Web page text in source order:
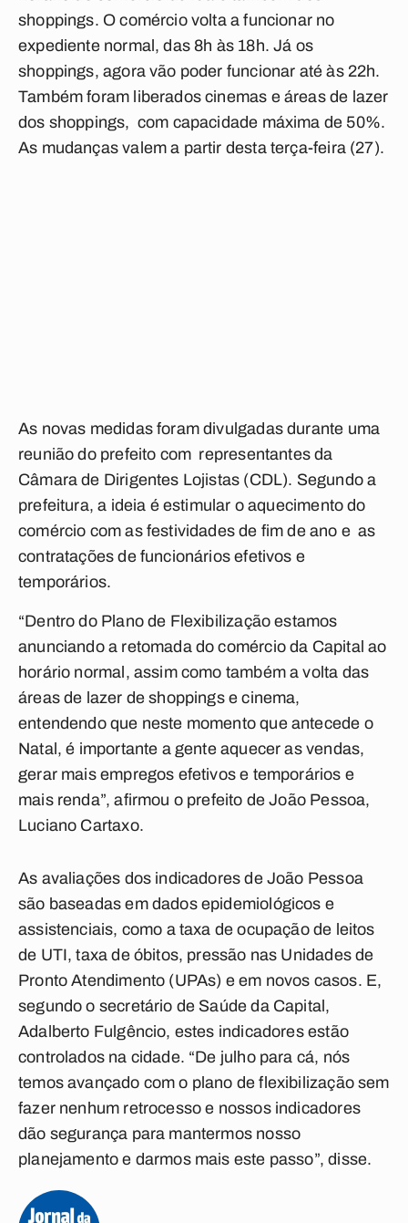
shoppings. O comércio volta a funcionar no
expediente normal, das 8h às 18h. Já os
shoppings, agora vão poder funcionar até às 22h.
Também foram liberados cinemas e áreas de lazer
dos shoppings, com capacidade máxima de 50%.
As mudanças valem a partir desta terça-feira (27).
As novas medidas foram divulgadas durante uma
reunião do prefeito com representantes da
Câmara de Dirigentes Lojistas (CDL). Segundo a
prefeitura, a ideia é estimular o aquecimento do
comércio com as festividades de fim de ano e as
contratações de funcionários efetivos e
temporários.
“Dentro do Plano de Flexibilização estamos
anunciando a retomada do comércio da Capital ao
horário normal, assim como também a volta das
áreas de lazer de shoppings e cinema,
entendendo que neste momento que antecede o
Natal, é importante a gente aquecer as vendas,
gerar mais empregos efetivos e temporários e
mais renda”, afirmou o prefeito de João Pessoa,
Luciano Cartaxo.
As avaliações dos indicadores de João Pessoa
são baseadas em dados epidemiológicos e
assistenciais, como a taxa de ocupação de leitos
de UTI, taxa de óbitos, pressão nas Unidades de
Pronto Atendimento (UPAs) e em novos casos. E,
segundo o secretário de Saúde da Capital,
Adalberto Fulgêncio, estes indicadores estão
controlados na cidade. “De julho para cá, nós
temos avançado com o plano de flexibilização sem
fazer nenhum retrocesso e nossos indicadores
dão segurança para mantermos nosso
planejamento e darmos mais este passo”, disse.